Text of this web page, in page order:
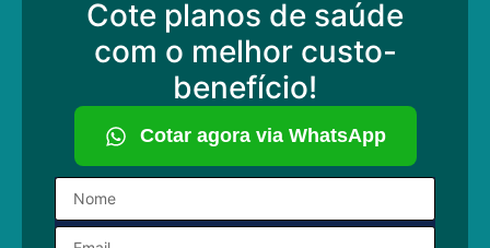
Cote planos de saúde
com o melhor custo-
benefício!
Cotar agora via WhatsApp